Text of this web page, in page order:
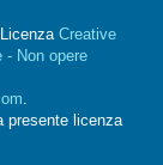
Creative
- Non opere
.
presente licenza